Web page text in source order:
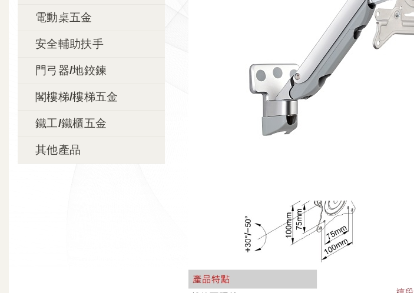
電動桌五金
安全輔助扶手
門弓器/地鉸鍊
閣樓梯/樓梯五金
鐵工/鐵櫃五金
其他產品